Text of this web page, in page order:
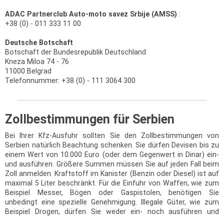
ADAC Partnerclub Auto-moto savez Srbije (AMSS) :
+38 (0) - 011 333 11 00
Deutsche Botschaft
Botschaft der Bundesrepublik Deutschland
Kneza Miloa 74 - 76
11000 Belgrad
Telefonnummer: +38 (0) - 111 3064 300
Zollbestimmungen für Serbien
Bei Ihrer Kfz-Ausfuhr sollten Sie den Zollbestimmungen von
Serbien natürlich Beachtung schenken. Sie dürfen Devisen bis zu
einem Wert von 10.000 Euro (oder dem Gegenwert in Dinar) ein-
und ausführen. Größere Summen müssen Sie auf jeden Fall beim
Zoll anmelden. Kraftstoff im Kanister (Benzin oder Diesel) ist auf
maximal 5 Liter beschränkt. Für die Einfuhr von Waffen, wie zum
Beispiel Messer, Bögen oder Gaspistolen, benötigen Sie
unbedingt eine spezielle Genehmigung. Illegale Güter, wie zum
Beispiel Drogen, dürfen Sie weder ein- noch ausführen und